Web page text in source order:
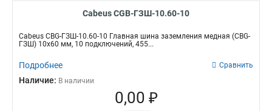
Cabeus CGB-ГЗШ-10.60-10
Cabeus CBG-ГЗШ-10.60-10 Главная шина заземления медная (CBG-
ГЗШ) 10х60 мм, 10 подключений, 455...
Подробнее Сравнить
Наличие: В наличии
0,00 ₽